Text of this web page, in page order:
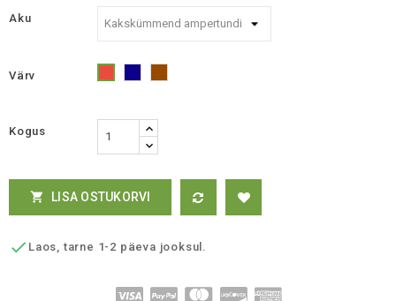
Aku
Värv
Kogus
 LISA OSTUKORVI
 Laos, tarne 1-2 päeva jooksul.